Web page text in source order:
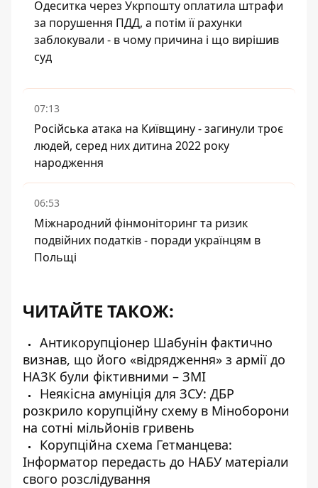
Одеситка через Укрпошту оплатила штрафи
за порушення ПДД, а потім її рахунки
заблокували - в чому причина і що вирішив
суд
07:13
Російська атака на Київщину - загинули троє
людей, серед них дитина 2022 року
народження
06:53
Міжнародний фінмоніторинг та ризик
подвійних податків - поради українцям в
Польщі
ЧИТАЙТЕ ТАКОЖ:
Антикорупціонер Шабунін фактично
визнав, що його «відрядження» з армії до
НАЗК були фіктивними – ЗМІ
Неякісна амуніція для ЗСУ: ДБР
розкрило корупційну схему в Міноборони
на сотні мільйонів гривень
Корупційна схема Гетманцева:
Інформатор передасть до НАБУ матеріали
свого розслідування